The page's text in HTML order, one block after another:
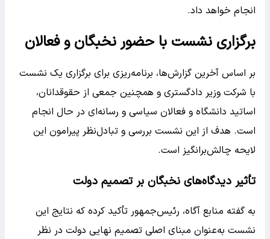
انجام خواهد داد.
برگزاری نشست با حضور نخبگان و فعالان
بر اساس آخرین گزارش‌ها، برنامه‌ریزی برای برگزاری یک نشست
با شرکت وزیر دادگستری و همچنین جمعی از حقوقدانان،
اساتید دانشگاه و فعالان سیاسی و رسانه‌ای در حال انجام
است. هدف از این نشست بررسی و تبادل‌نظر پیرامون این
لایحه چالش‌برانگیز است.
تأثیر دیدگاه‌های نخبگان بر تصمیم دولت
به گفته منابع آگاه، رئیس‌جمهور تأکید کرده که نتایج این
نشست به‌عنوان مبنای اصلی تصمیم نهایی دولت در نظر